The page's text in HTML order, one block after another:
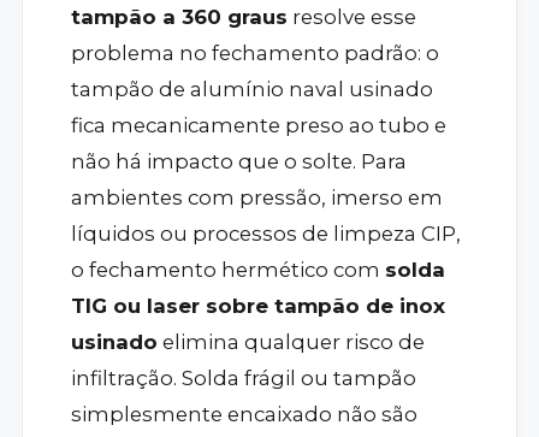
tampão a 360 graus resolve esse
problema no fechamento padrão: o
tampão de alumínio naval usinado
fica mecanicamente preso ao tubo e
não há impacto que o solte. Para
ambientes com pressão, imerso em
líquidos ou processos de limpeza CIP,
o fechamento hermético com solda
TIG ou laser sobre tampão de inox
usinado elimina qualquer risco de
infiltração. Solda frágil ou tampão
simplesmente encaixado não são